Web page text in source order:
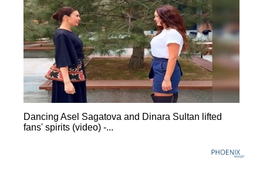
Dancing Asel Sagatova and Dinara Sultan lifted
fans' spirits (video) -...